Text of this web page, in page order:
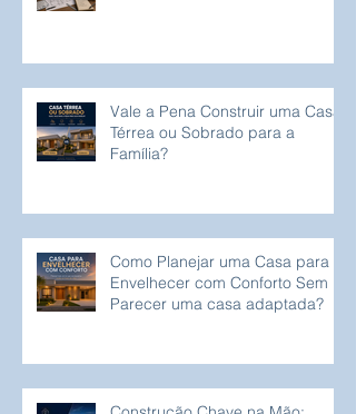
Vale a Pena Construir uma Casa
Térrea ou Sobrado para a
Família?
Como Planejar uma Casa para
Envelhecer com Conforto Sem
Parecer uma casa adaptada?